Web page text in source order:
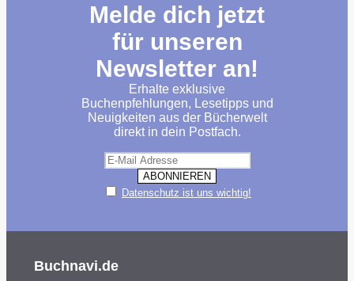
Melde dich jetzt
für unseren
Newsletter an!
Erhalte exklusive
Buchenpfehlungen, Lesetipps und
Neuigkeiten aus der Bücherwelt
direkt in dein Postfach.
Datenschutz ist uns wichtig!
Buchnavi.de